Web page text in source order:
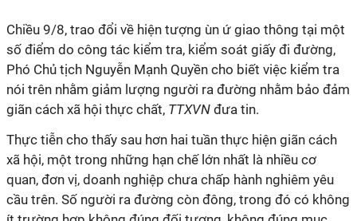
Chiều 9/8, trao đổi về hiện tượng ùn ứ giao thông tại một
số điểm do công tác kiểm tra, kiểm soát giấy đi đường,
Phó Chủ tịch Nguyễn Mạnh Quyền cho biết việc kiểm tra
nói trên nhằm giảm lượng người ra đường nhằm bảo đảm
giãn cách xã hội thực chất, TTXVN đưa tin.
Thực tiễn cho thấy sau hơn hai tuần thực hiện giãn cách
xã hội, một trong những hạn chế lớn nhất là nhiều cơ
quan, đơn vị, doanh nghiệp chưa chấp hành nghiêm yêu
cầu trên. Số người ra đường còn đông, trong đó có không